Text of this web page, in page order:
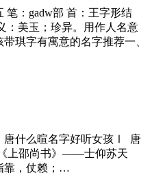
笔：gadw部 首：王字形结
：美玉；珍异。用作人名意
琪字有寓意的名字推荐一、
唐什么暄名字好听女孩Ⅰ 唐
上邵尚书》——士仰苏天
靠，仗赖；…